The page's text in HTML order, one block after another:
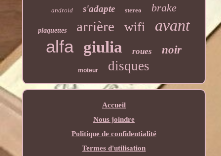
android s'adapte stereo brake
plaquettes arrière wifi avant
alfa giulia roues noir
moteur disques
Accueil
Nous joindre
Politique de confidentialité
Termes d'utilisation